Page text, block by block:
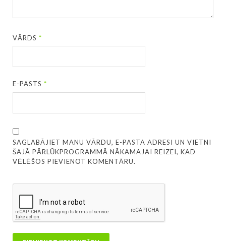
VĀRDS*
E-PASTS*
SAGLABĀJIET MANU VĀRDU, E-PASTA ADRESI UN VIETNI
ŠAJĀ PĀRLŪKPROGRAMMĀ NĀKAMAJAI REIZEI, KAD
VĒLĒŠOS PIEVIENOT KOMENTĀRU.